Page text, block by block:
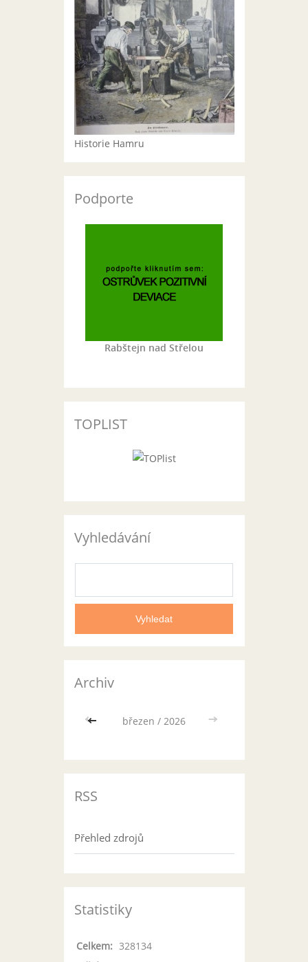
Historie Hamru
Podporte
Rabštejn nad Střelou
TOPLIST
Vyhledávání
Archiv
<< březen / 2026 >>
RSS
Přehled zdrojů
Statistiky
Celkem: 328134